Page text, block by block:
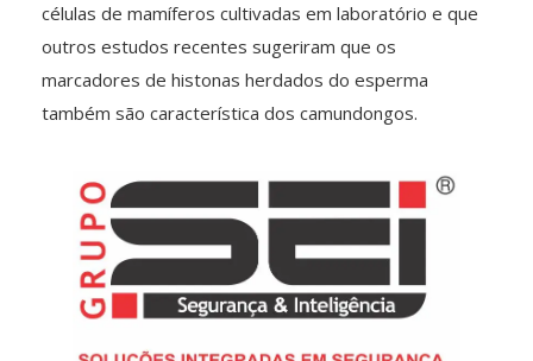
células de mamíferos cultivadas em laboratório e que
outros estudos recentes sugeriram que os
marcadores de histonas herdados do esperma
também são característica dos camundongos.